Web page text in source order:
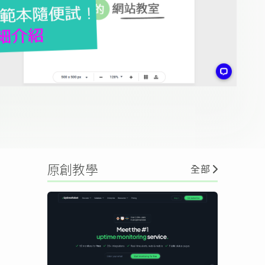
原創教學 全部